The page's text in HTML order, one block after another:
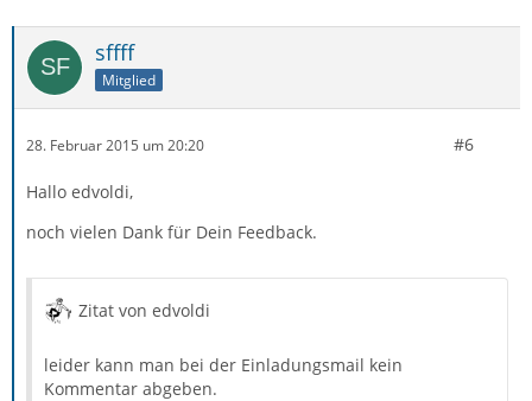
sffff
Mitglied
28. Februar 2015 um 20:20 #6
Hallo edvoldi,
noch vielen Dank für Dein Feedback.
Zitat von edvoldi
leider kann man bei der Einladungsmail kein
Kommentar abgeben.